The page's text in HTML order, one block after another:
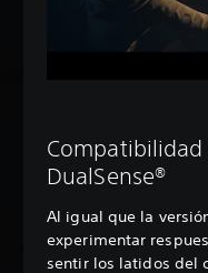
DualSense®
Al igual que la
experimentar
sentir los latidos del